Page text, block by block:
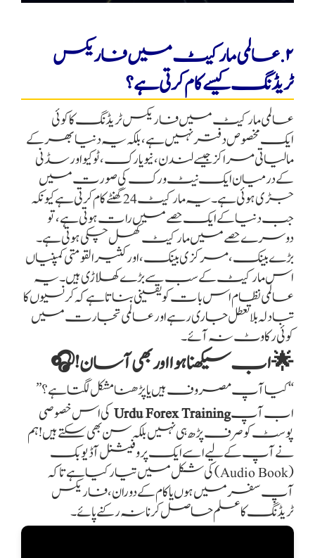
۲. عالمی مارکیٹ میں فاریکس
ٹریڈنگ کیسے کام کرتی ہے؟
عالمی مارکیٹ میں فاریکس ٹریڈنگ کا کوئی
ایک مخصوص دفتر نہیں ہے، بلکہ یہ دنیا بھر کے
مالیاتی مراکز جیسے لندن، نیویارک، ٹوکیو اور سڈنی
کے درمیان ایک نیٹ ورک کی صورت میں
جڑی ہوئی ہے۔ یہ مارکیٹ 24 گھنٹے کام کرتی ہے کیونکہ
جب دنیا کے ایک حصے میں رات ہوتی ہے، تو
دوسرے حصے میں مارکیٹ کھل چکی ہوتی ہے۔
بڑے بینک، مرکزی بینک، اور کثیر القومتی کمپنیاں
اس مارکیٹ کے سب سے بڑے کھلاڑی ہیں۔ یہ
عالمی نظام اس بات کو یقینی بناتا ہے کہ کرنسیوں کا
تبادلہ بلا تعطل جاری رہے اور عالمی تجارت میں
کوئی رکاوٹ نہ آئے۔
🌟 اب سیکھنا ہوا اور بھی آسان! 🎧
“کیا آپ مصروف ہیں یا پڑھنا مشکل لگتا ہے؟”
اب آپUrdu Forex Training کی اس خصوصی
پوسٹ کو صرف پڑھ ہی نہیں بلکہ سن بھی سکتے ہیں! ہم
نے آپ کے لیے اسے ایک پروفیشنل آڈیو بک
(Audio Book) کی شکل میں تیار کیا ہے تاکہ
آپ سفر میں ہوں یا کام کے دوران، فاریکس
ٹریڈنگ کا علم حاصل کرنا نہ رکنے پائے۔